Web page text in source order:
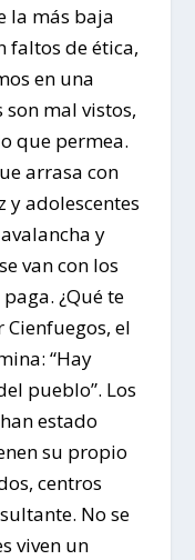
la más baja
faltos de ética,
en una
son mal vistos,
que permea.
arrasa con
y adolescentes
y
van con los
¿Qué te
el
“Hay
pueblo”. Los
estado
su propio
centros
No se
viven un